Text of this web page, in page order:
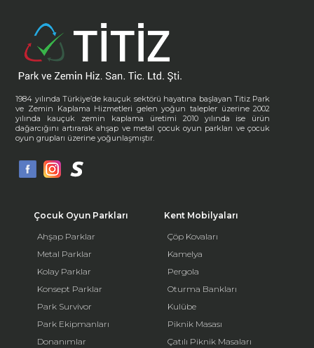
1984 yılında Türkiye’de kauçuk sektörü hayatına başlayan Titiz Park
ve Zemin Kaplama Hizmetleri gelen yoğun talepler üzerine 2002
yılında kauçuk zemin kaplama üretimi 2010 yılında ise ürün
dağarcığını artırarak ahşap ve metal çocuk oyun parkları ve çocuk
oyun grupları üzerine yoğunlaşmıştır.
Çocuk Oyun Parkları
Ahşap Parklar
Metal Parklar
Kolay Parklar
Konsept Parklar
Park Survivor
Park Ekipmanları
Donanımlar
Kent Mobilyaları
Çöp Kovaları
Kamelya
Pergola
Oturma Bankları
Kulübe
Piknik Masası
Çatılı Piknik Masaları